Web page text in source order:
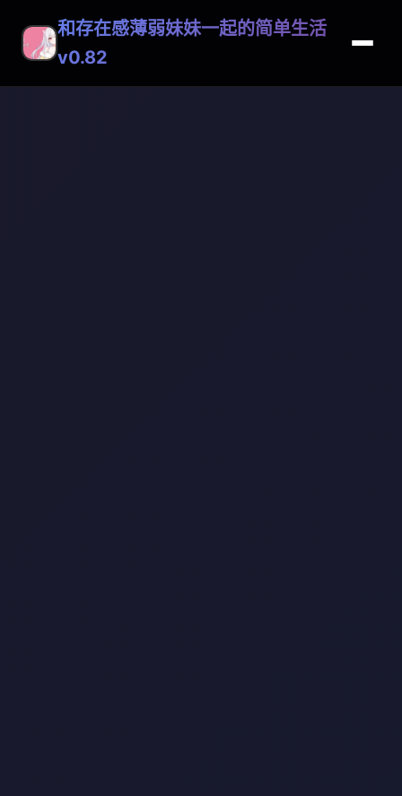
和存在感薄弱妹妹一起的简单生活
v0.82